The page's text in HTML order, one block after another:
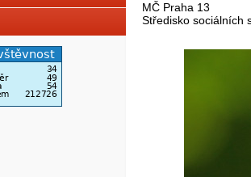
MČ Praha 13
Středisko sociálních